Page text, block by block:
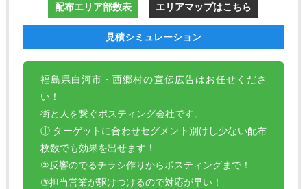
配布エリア部数表 エリアマップはこちら
見積シミュレーション
福島県白河市・西郷村の宣伝広告はお任せくださ
い！
街と人を繋ぐポスティング会社です。
① ターゲットに合わせセグメント別けし少ない配布
枚数でも効果を出せます！
②反響のでるチラシ作りからポスティングまで！
③担当営業が駆けつけるので対応が早い！